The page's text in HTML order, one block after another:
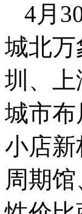
4月
城北
圳、
城市
小店
周期